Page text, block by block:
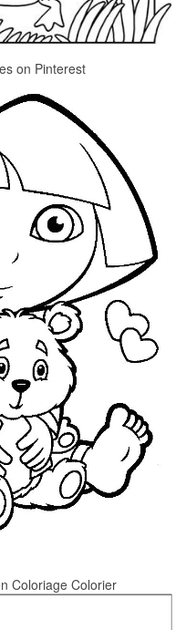
on Pinterest
Coloriage Colorier